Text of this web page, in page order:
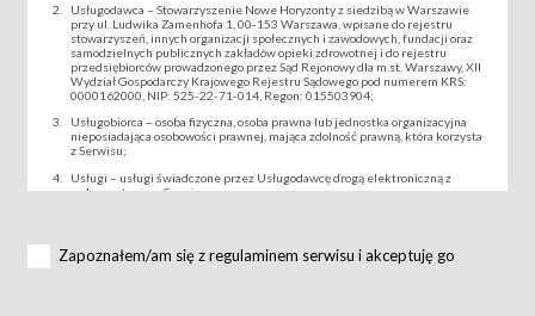
Usługodawca – Stowarzyszenie Nowe Horyzonty z siedzibą w Warszawie
przy ul. Ludwika Zamenhofa 1, 00-153 Warszawa, wpisane do rejestru
stowarzyszeń, innych organizacji społecznych i zawodowych, fundacji oraz
samodzielnych publicznych zakładów opieki zdrowotnej i do rejestru
przedsiębiorców prowadzonego przez Sąd Rejonowy dla m.st. Warszawy, XII
Wydział Gospodarczy Krajowego Rejestru Sądowego pod numerem KRS:
0000162000, NIP: 525-22-71-014, Regon: 015503904;
Usługobiorca – osoba fizyczna, osoba prawna lub jednostka organizacyjna
nieposiadająca osobowości prawnej, mająca zdolność prawną, która korzysta
z Serwisu;
Usługi – usługi świadczone przez Usługodawcę drogą elektroniczną z
wykorzystaniem Serwisu;
za pośrednictwem Serwisu;
Zapoznałem/am się z regulaminem serwisu i akceptuję go